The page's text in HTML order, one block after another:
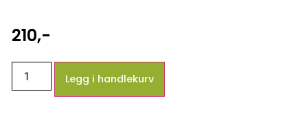
210,-
Legg i handlekurv